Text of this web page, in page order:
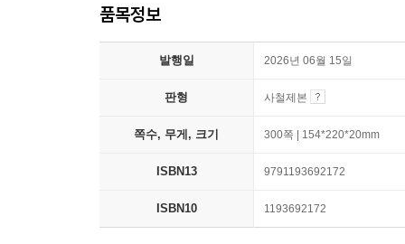
품목정보
발행일 2026년 06월 15일
판형 사철제본
쪽수, 무게, 크기 300쪽 | 154*220*20mm
ISBN13 9791193692172
ISBN10 1193692172